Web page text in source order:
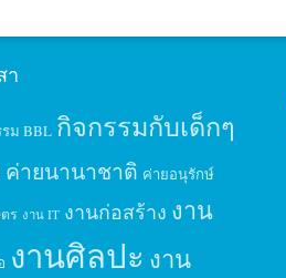
า
ม BBL กิจกรรมกับเด็กๆ
ค่ายนานาชาติ ค่ายอนุรักษ์
ร งาน IT งานก่อสร้าง งาน
งานศิลปะ งาน